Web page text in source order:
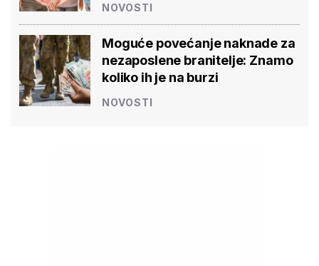
NOVOSTI
Moguće povećanje naknade za
nezaposlene branitelje: Znamo
koliko ih je na burzi
NOVOSTI